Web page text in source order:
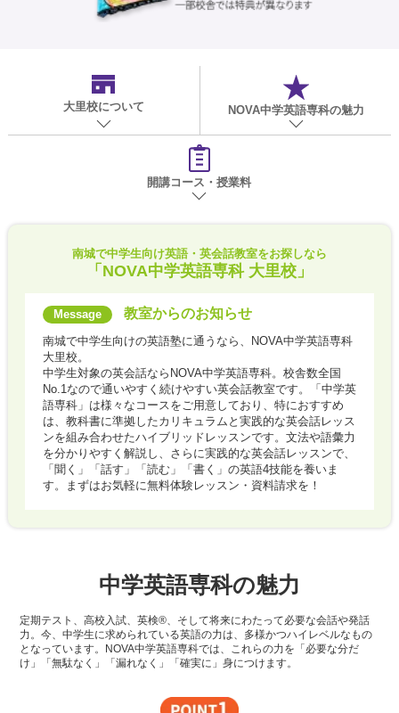
大里校について NOVA中学英語専科の魅力
開講コース・授業料
南城で中学生向け英語・英会話教室をお探しなら
「NOVA中学英語専科 大里校」
教室からのお知らせ
南城で中学生向けの英語塾に通うなら、NOVA中学英語専科
大里校。
中学生対象の英会話ならNOVA中学英語専科。校舎数全国
No.1なので通いやすく続けやすい英会話教室です。「中学英
語専科」は様々なコースをご用意しており、特におすすめ
は、教科書に準拠したカリキュラムと実践的な英会話レッス
ンを組み合わせたハイブリッドレッスンです。文法や語彙力
を分かりやすく解説し、さらに実践的な英会話レッスンで、
「聞く」「話す」「読む」「書く」の英語4技能を養いま
す。まずはお気軽に無料体験レッスン・資料請求を！
中学英語専科の魅力
定期テスト、高校入試、英検®、そして将来にわたって必要な会話や発話
力。今、中学生に求められている英語の力は、多様かつハイレベルなもの
となっています。NOVA中学英語専科では、これらの力を「必要な分だ
け」「無駄なく」「漏れなく」「確実に」身につけます。